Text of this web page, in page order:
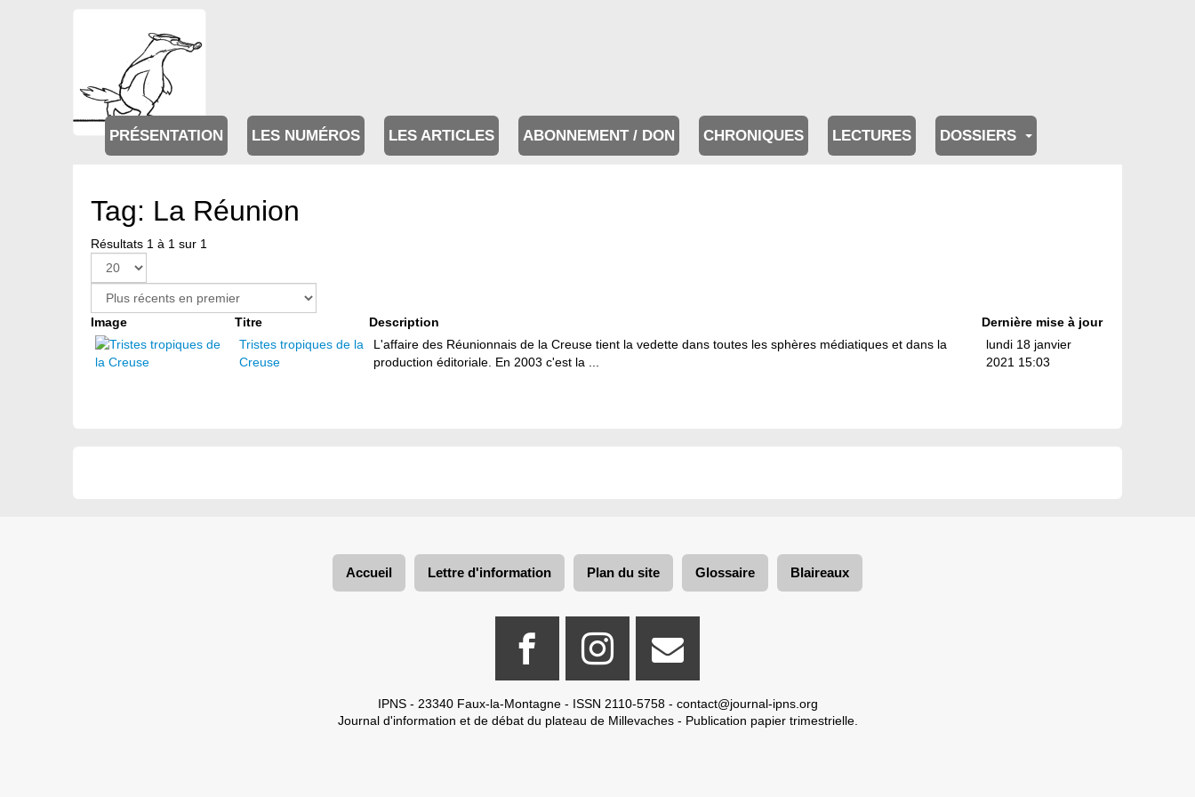
PRÉSENTATION LES NUMÉROS LES ARTICLES ABONNEMENT / DON CHRONIQUES LECTURES DOSSIERS
Tag: La Réunion
Résultats 1 à 1 sur 1
Image Titre Description
Dernière mise à jour
Tristes tropiques de la
Creuse
L'affaire des Réunionnais de la Creuse tient la vedette dans toutes les sphères médiatiques et dans la
production éditoriale. En 2003 c'est la ...
lundi 18 janvier
2021 15:03
Accueil Lettre d'information Plan du site Glossaire Blaireaux
IPNS - 23340 Faux-la-Montagne - ISSN 2110-5758 - contact@journal-ipns.org
Journal d'information et de débat du plateau de Millevaches - Publication papier trimestrielle.